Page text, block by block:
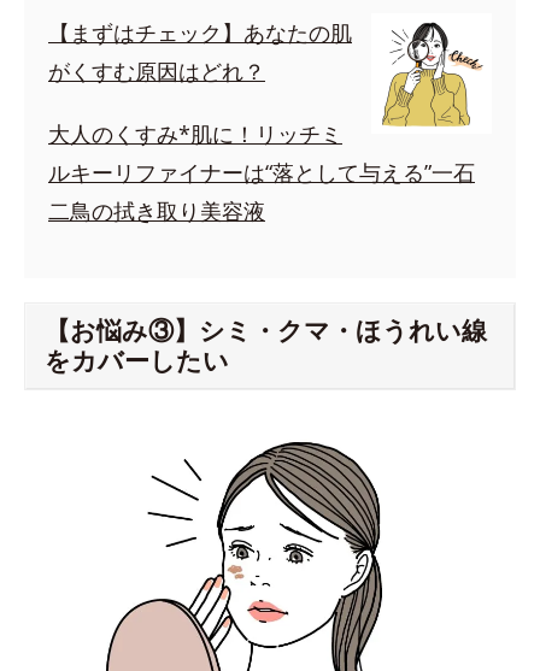
【まずはチェック】あなたの肌
がくすむ原因はどれ？
大人のくすみ*肌に！リッチミ
ルキーリファイナーは“落として与える”一石
二鳥の拭き取り美容液
【お悩み③】シミ・クマ・ほうれい線
をカバーしたい